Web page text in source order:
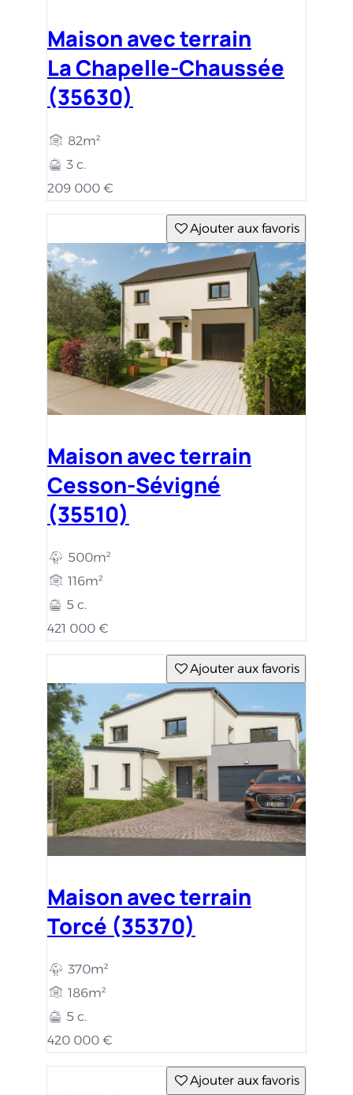
Maison avec terrain
La Chapelle-Chaussée
(35630)
82m²
3 c.
209 000 €
Ajouter aux favoris
Maison avec terrain
Cesson-Sévigné
(35510)
500m²
116m²
5 c.
421 000 €
Ajouter aux favoris
Maison avec terrain
Torcé (35370)
370m²
186m²
5 c.
420 000 €
Ajouter aux favoris